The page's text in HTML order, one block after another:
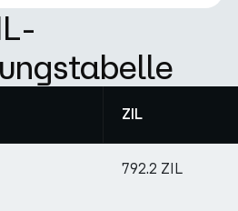
ZIL
792.2 ZIL